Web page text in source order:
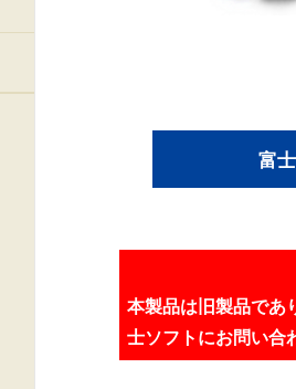
富
本製品は旧製品であ
士ソフトにお問い合